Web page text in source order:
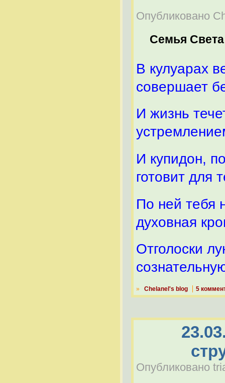
Опубликовано
Семья Света
В кулуарах
совершает
И жизнь
И купидон,
готовит для
По ней тебя
духовная
Отголоски
» Chelanel's blog 5
Опубликовано